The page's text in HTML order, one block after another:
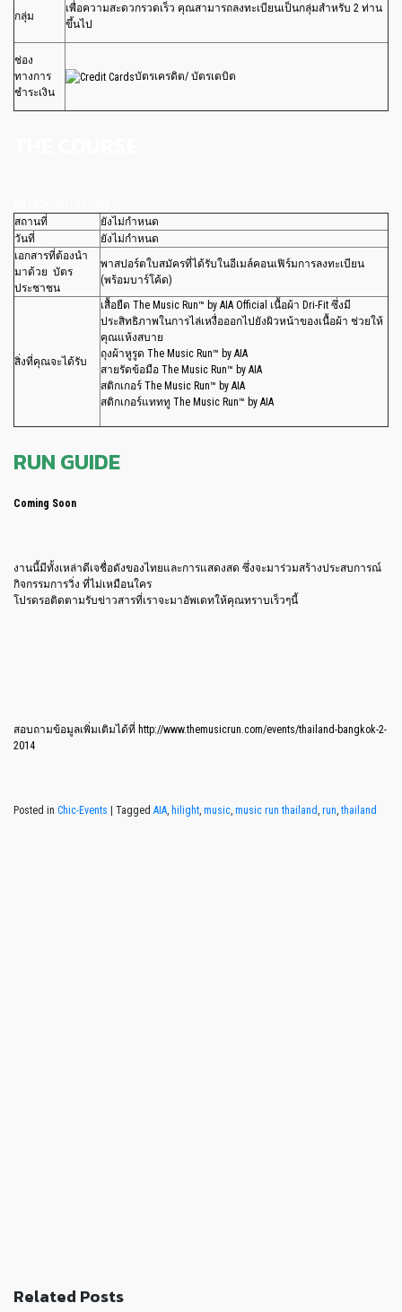
กลุ่ม
เพื่อความสะดวกรวดเร็ว คุณสามารถลงทะเบียนเป็นกลุ่มสำหรับ 2 ท่าน
ขึ้นไป
ช่อง
ทางการ
ชำระเงิน
บัตรเครดิต/ บัตรเดบิต
สถานที่
ยังไม่กำหนด
วันที่
ยังไม่กำหนด
เอกสารที่ต้องนำ
มาด้วย บัตร
ประชาชน
พาสปอร์ตใบสมัครที่ได้รับในอีเมล์คอนเฟิร์มการลงทะเบียน
(พร้อมบาร์โค้ด)
สิ่งที่คุณจะได้รับ
เสื้อยืด The Music Run™ by AIA Official เนื้อผ้า Dri-Fit ซึ่งมี
ประสิทธิภาพในการไล่เหงื่อออกไปยังผิวหน้าของเนื้อผ้า ช่วยให้
คุณแห้งสบาย
ถุงผ้าหูรูด The Music Run™ by AIA
สายรัดข้อมือ The Music Run™ by AIA
สติกเกอร์ The Music Run™ by AIA
สติกเกอร์แทททู The Music Run™ by AIA
RUN GUIDE
Coming Soon
งานนี้มีทั้งเหล่าดีเจชื่อดังของไทยและการแสดงสด ซึ่งจะมาร่วมสร้างประสบการณ์
กิจกรรมการวิ่ง ที่ไม่เหมือนใคร
โปรดรอติดตามรับข่าวสารที่เราจะมาอัพเดทให้คุณทราบเร็วๆนี้
สอบถามข้อมูลเพิ่มเติมได้ที่ http://www.themusicrun.com/events/thailand-bangkok-2-
2014
Posted in Chic-Events | Tagged AIA hilight music music run thailand run thailand
Related Posts